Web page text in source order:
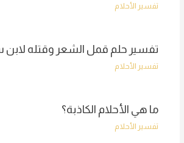
تفسير الأحلام
تفسير حلم قمل الشعر وقتله لابن
تفسير الأحلام
ما هي الأحلام الكاذبة؟
تفسير الأحلام